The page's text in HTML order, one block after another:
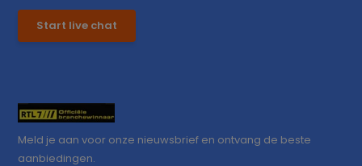
Start live chat
Meld je aan voor onze nieuwsbrief en ontvang de beste
aanbiedingen.